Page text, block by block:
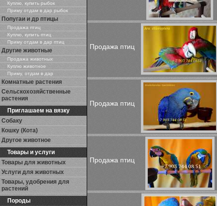
Продажа птиц
Продажа птиц
Продажа птиц
Куплю, купить рыбок
Приму отдам в дар рыбок
Попугаи и др птицы
Продажа птиц
Куплю, купить птиц
Приму отдам в дар птиц
Другие животные
Продажа животных
Куплю животное
Приму, отдам в дар
Комнатные растения
Сельскохозяйственные
растения
Приглашаем на вязку
Собаку
Кошку (Кота)
Другое животное
Товары и услуги
Товары для животных
Услуги для животных
Товары, удобрения для
растений
Породы